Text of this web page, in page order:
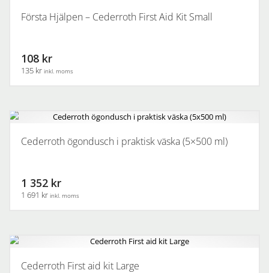
Första Hjälpen – Cederroth First Aid Kit Small
108 kr
135 kr inkl. moms
Cederroth ögondusch i praktisk väska (5×500 ml)
1 352 kr
1 691 kr inkl. moms
Cederroth First aid kit Large